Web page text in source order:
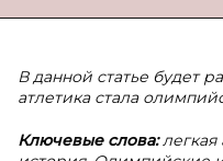
В данной статье будет
атлетика стала
Ключевые слова:легкая